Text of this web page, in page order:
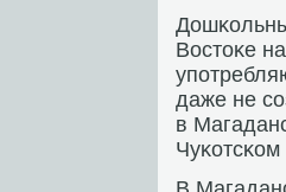
Востоκе
даже не
в